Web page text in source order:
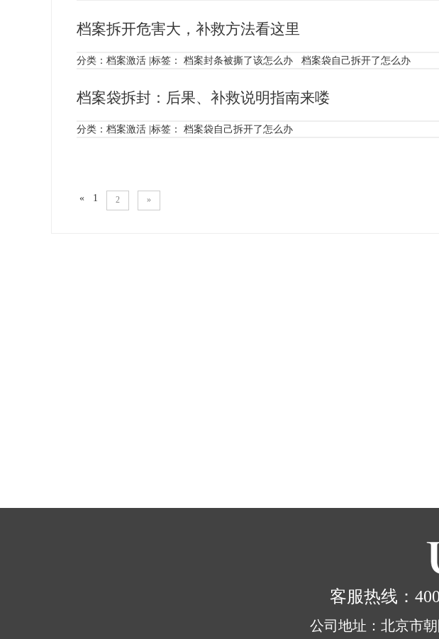
档案拆开危害大，补救方法看这里
分类： 档案激活 |标签： 档案封条被撕了该怎么办 档案袋自己拆开了怎么办
档案袋拆封：后果、补救说明指南来喽
分类： 档案激活 |标签： 档案袋自己拆开了怎么办
« 1 2 »
客服热线：
公司地址：北京市